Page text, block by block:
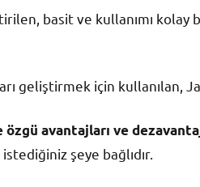
basit ve kullanımı
geliştirmek için kullanılan,
avantajları ve
şeye bağlıdır.